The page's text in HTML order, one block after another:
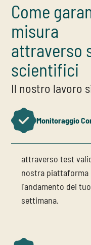
Come
misura
attraverso
scientifici
Il nostro lavoro
Monitoraggio
attraverso test
nostra
l'andamento dei
settimana.